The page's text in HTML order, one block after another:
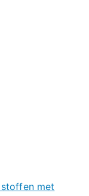
met